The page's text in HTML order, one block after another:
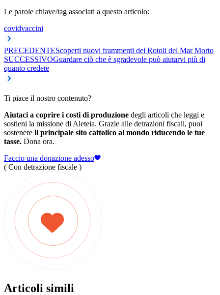
Le parole chiave/tag associati a questo articolo:
covidvaccini
PRECEDENTEScoperti nuovi frammenti dei Rotoli del Mar Morto
SUCCESSIVOGuardare ciò che è sgradevole può aiutarvi più di
quanto credete
Ti piace il nostro contenuto?
Aiutaci a coprire i costi di produzione degli articoli che leggi e
sostieni la missione di Aleteia. Grazie alle detrazioni fiscali, puoi
sostenere il principale sito cattolico al mondo riducendo le tue
tasse. Dona ora.
Faccio una donazione adesso
( Con detrazione fiscale )
Articoli simili